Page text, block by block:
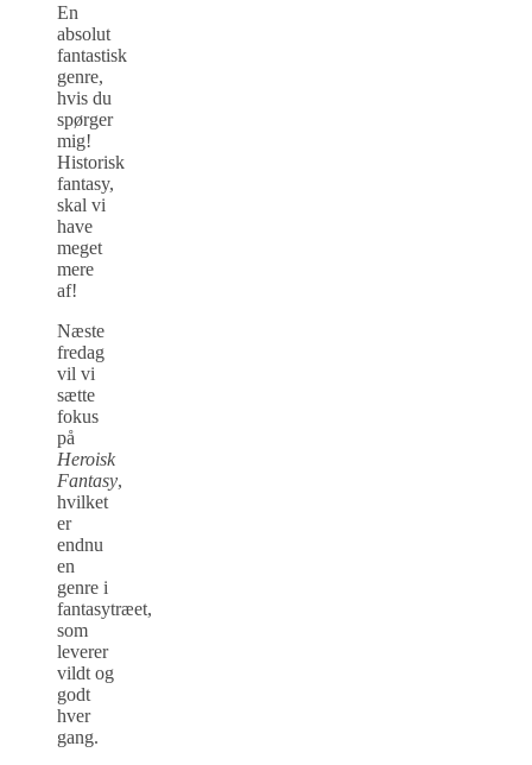
En
absolut
fantastisk
genre,
hvis du
spørger
mig!
Historisk
fantasy,
skal vi
have
meget
mere
af!
Næste
fredag
vil vi
sætte
fokus
på
Heroisk
Fantasy,
hvilket
er
endnu
en
genre i
fantasytræet,
som
leverer
vildt og
godt
hver
gang.